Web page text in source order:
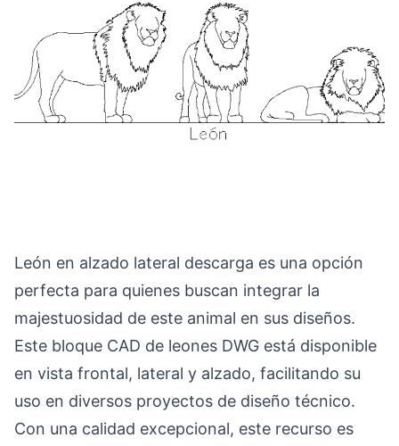
León en alzado lateral descarga es una opción
perfecta para quienes buscan integrar la
majestuosidad de este animal en sus diseños.
Este bloque CAD de leones DWG está disponible
en vista frontal, lateral y alzado, facilitando su
uso en diversos proyectos de diseño técnico.
Con una calidad excepcional, este recurso es